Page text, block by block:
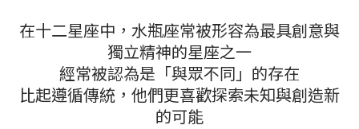
在十二星座中，水瓶座常被形容為最具創意與
獨立精神的星座之一
經常被認為是「與眾不同」的存在
比起遵循傳統，他們更喜歡探索未知與創造新
的可能